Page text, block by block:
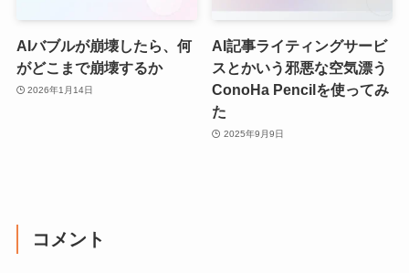
AIバブルが崩壊したら、何
がどこまで崩壊するか
2026年1月14日
AI記事ライティングサービ
スとかいう邪悪な空気漂う
ConoHa Pencilを使ってみ
た
2025年9月9日
コメント